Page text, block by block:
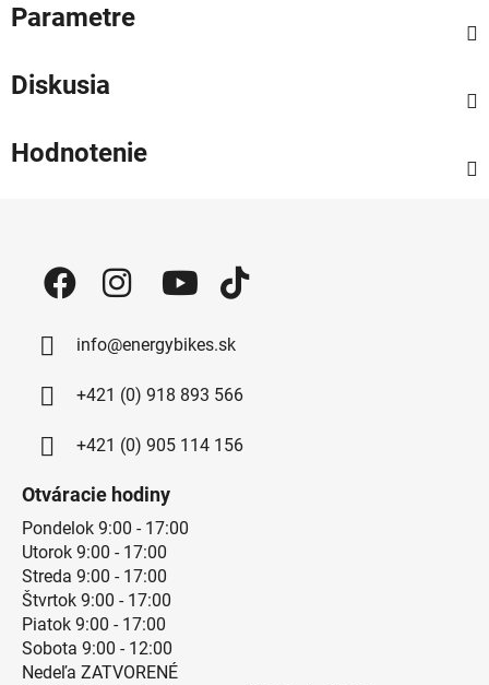
Parametre
Diskusia
Hodnotenie
info@energybikes.sk
+421 (0) 918 893 566
+421 (0) 905 114 156
Otváracie hodiny
Pondelok 9:00 - 17:00
Utorok 9:00 - 17:00
Streda 9:00 - 17:00
Štvrtok 9:00 - 17:00
Piatok 9:00 - 17:00
Sobota 9:00 - 12:00
Nedeľa ZATVORENÉ